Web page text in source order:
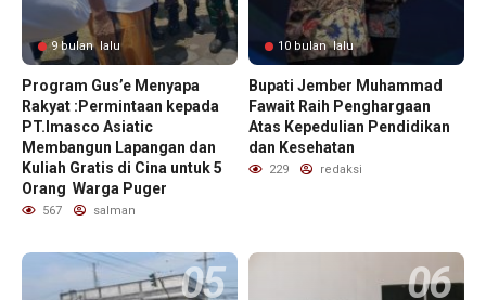
9 bulan lalu
Program Gus’e Menyapa
Rakyat :Permintaan kepada
PT.Imasco Asiatic
Membangun Lapangan dan
Kuliah Gratis di Cina untuk 5
Orang Warga Puger
567 salman
10 bulan lalu
Bupati Jember Muhammad
Fawait Raih Penghargaan
Atas Kepedulian Pendidikan
dan Kesehatan
229 redaksi